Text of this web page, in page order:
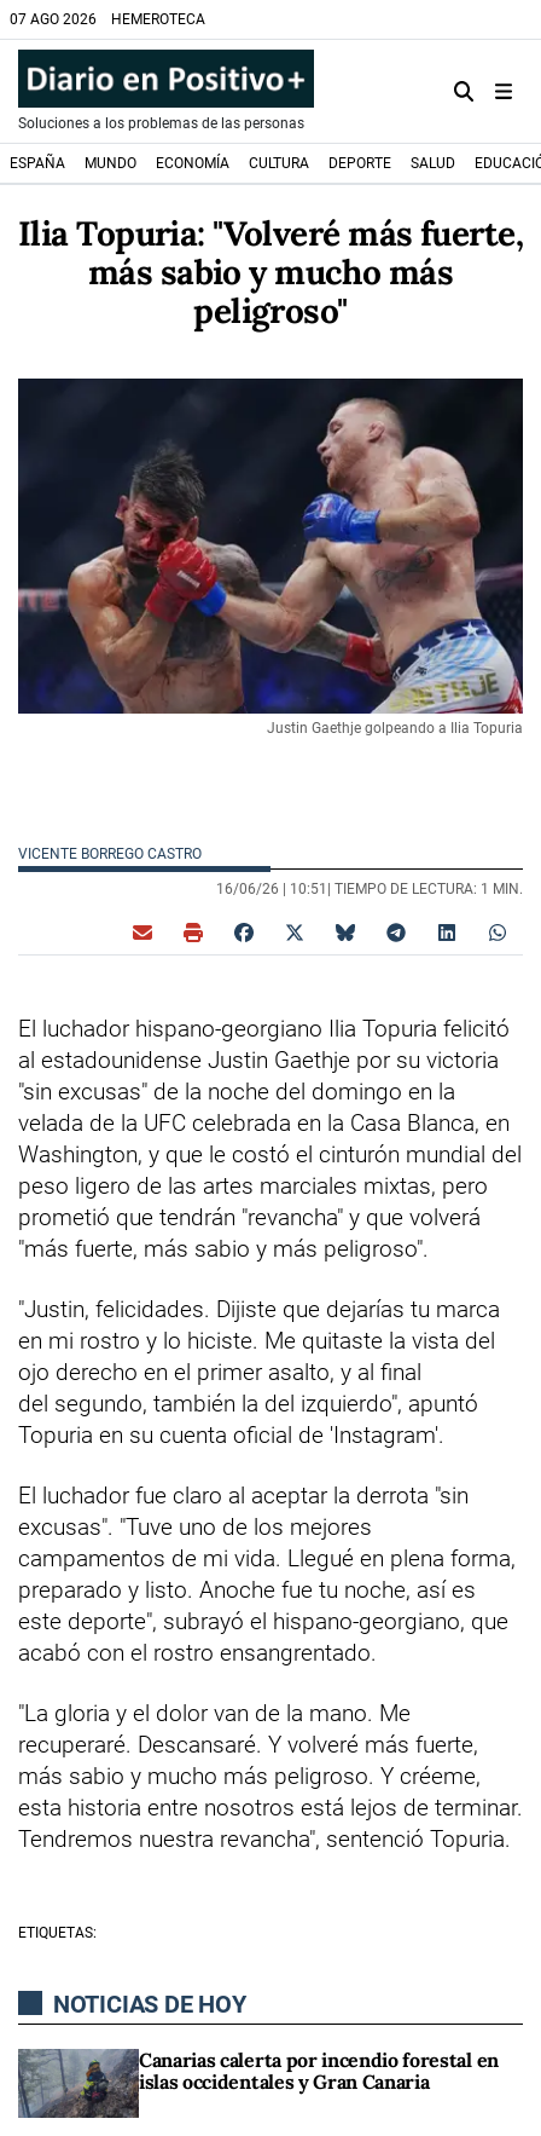
07 AGO 2026 HEMEROTECA
Soluciones a los problemas de las personas
ESPAÑA MUNDO ECONOMÍA CULTURA DEPORTE SALUD
Ilia Topuria: "Volveré más fuerte,
más sabio y mucho más
peligroso"
Justin Gaethje golpeando a Ilia Topuria
VICENTE BORREGO CASTRO
16/06/26 | 10:51 | TIEMPO DE LECTURA: 1 MIN.
El luchador hispano-georgiano Ilia Topuria felicitó
al estadounidense Justin Gaethje por su victoria
"sin excusas" de la noche del domingo en la
velada de la UFC celebrada en la Casa Blanca, en
Washington, y que le costó el cinturón mundial del
peso ligero de las artes marciales mixtas, pero
prometió que tendrán "revancha" y que volverá
"más fuerte, más sabio y más peligroso".
"Justin, felicidades. Dijiste que dejarías tu marca
en mi rostro y lo hiciste. Me quitaste la vista del
ojo derecho en el primer asalto, y al final
del segundo, también la del izquierdo", apuntó
Topuria en su cuenta oficial de 'Instagram'.
El luchador fue claro al aceptar la derrota "sin
excusas". "Tuve uno de los mejores
campamentos de mi vida. Llegué en plena forma,
preparado y listo. Anoche fue tu noche, así es
este deporte", subrayó el hispano-georgiano, que
acabó con el rostro ensangrentado.
"La gloria y el dolor van de la mano. Me
recuperaré. Descansaré. Y volveré más fuerte,
más sabio y mucho más peligroso. Y créeme,
esta historia entre nosotros está lejos de terminar.
Tendremos nuestra revancha", sentenció Topuria.
ETIQUETAS:
NOTICIAS DE HOY
Canarias calerta por incendio forestal en
islas occidentales y Gran Canaria